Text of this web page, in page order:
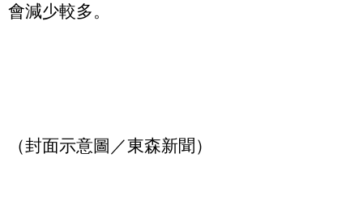
會減少較多。
（封面示意圖／東森新聞）